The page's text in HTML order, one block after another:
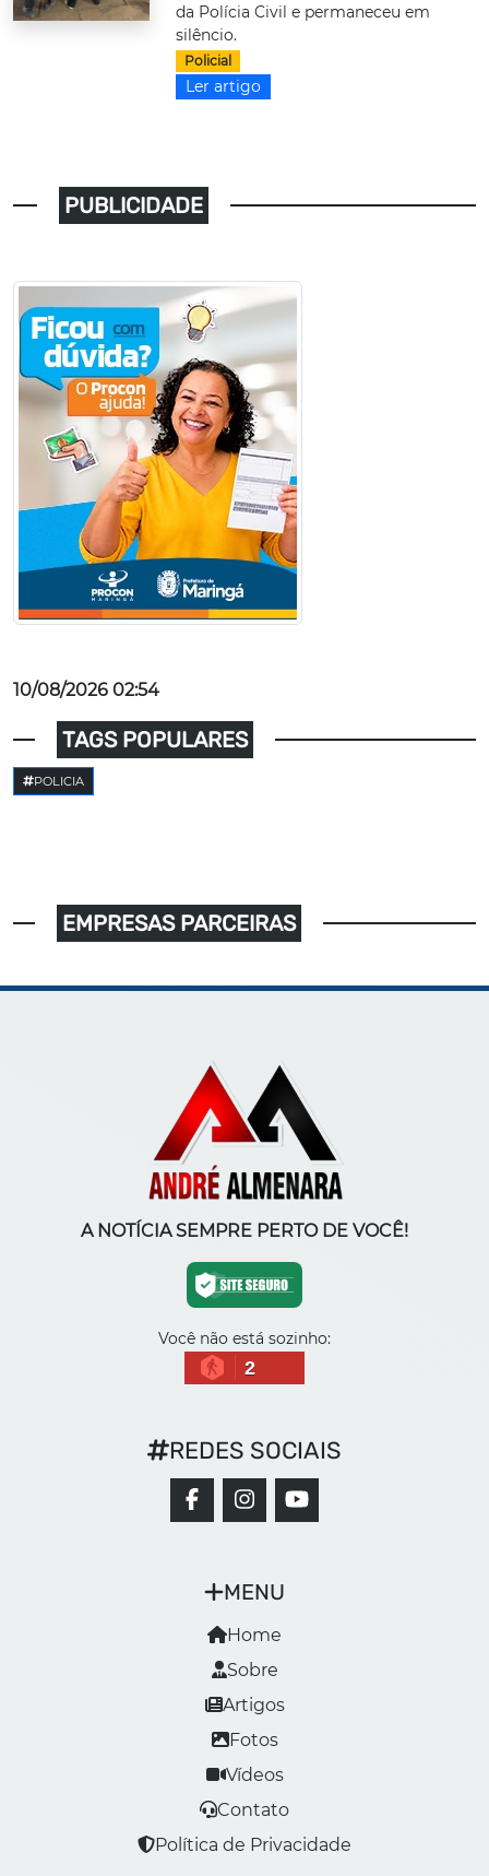
da Polícia Civil e permaneceu em
silêncio.
Policial
Ler artigo
PUBLICIDADE
10/08/2026 02:54
TAGS POPULARES
POLICIA
EMPRESAS PARCEIRAS
A NOTÍCIA SEMPRE PERTO DE VOCÊ!
Você não está sozinho:
2
MENU
Home
Sobre
Artigos
Fotos
Vídeos
Contato
Política de Privacidade
REDES SOCIAIS